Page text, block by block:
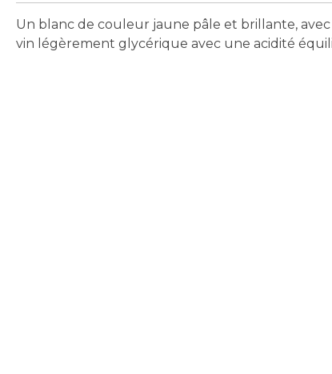
Un blanc de couleur jaune pâle et brillante,
vin légèrement glycérique avec une acidité